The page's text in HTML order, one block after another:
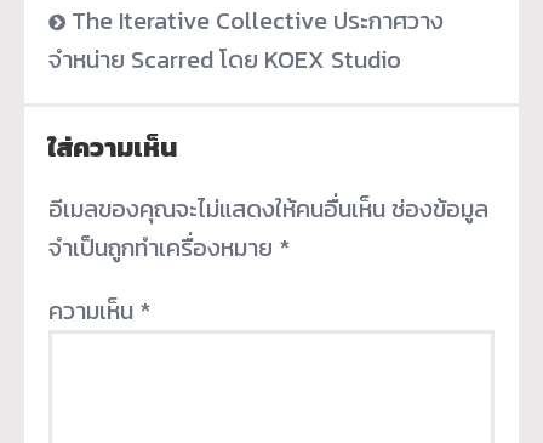
The Iterative Collective ประกาศวาง
จำหน่าย Scarred โดย KOEX Studio
ใส่ความเห็น
อีเมลของคุณจะไม่แสดงให้คนอื่นเห็น ช่องข้อมูล
จำเป็นถูกทำเครื่องหมาย *
ความเห็น *